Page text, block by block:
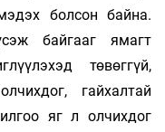
болсон байна.
байгааг ямагт
төвөггүй,
гайхалтай
яг л олчихдог